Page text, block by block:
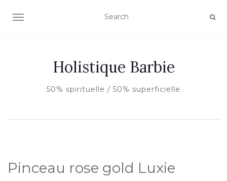
AFFICHER/MASQUER LA NAVIGATION
Holistique Barbie
50% spirituelle / 50% superficielle
Pinceau rose gold Luxie